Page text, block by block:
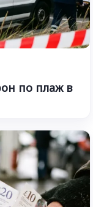
по плаж в